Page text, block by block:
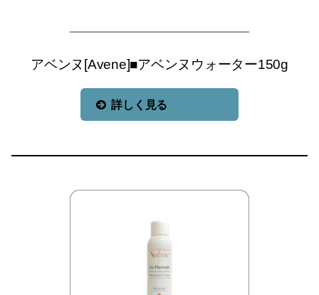
アベンヌ[Avene]■アベンヌウォーター150g
詳しく見る